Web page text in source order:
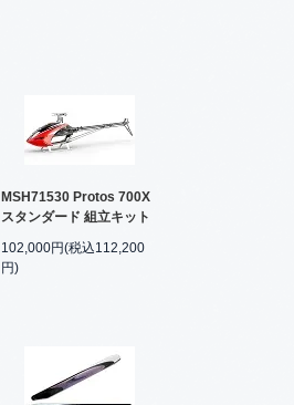
MSH71530 Protos 700X
スタンダード 組立キット
102,000円(税込112,200
円)